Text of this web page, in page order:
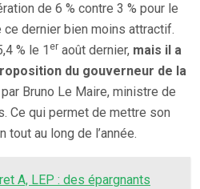
de 6 % contre 3 % pour le
ce dernier bien moins attractif.
% le 1 er août dernier, mais il a
du gouverneur de la
Bruno Le Maire, ministre de
Ce qui permet de mettre son
tout au long de l’année.
A, LEP : des épargnants